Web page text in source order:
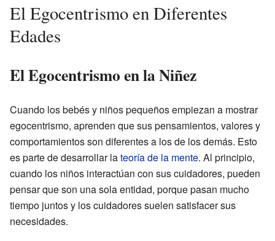
El Egocentrismo en Diferentes
Edades
El Egocentrismo en la Niñez
Cuando los bebés y niños pequeños empiezan a mostrar
egocentrismo, aprenden que sus pensamientos, valores y
comportamientos son diferentes a los de los demás. Esto
es parte de desarrollar lateoría de la mente. Al principio,
cuando los niños interactúan con sus cuidadores, pueden
pensar que son una sola entidad, porque pasan mucho
tiempo juntos y los cuidadores suelen satisfacer sus
necesidades.